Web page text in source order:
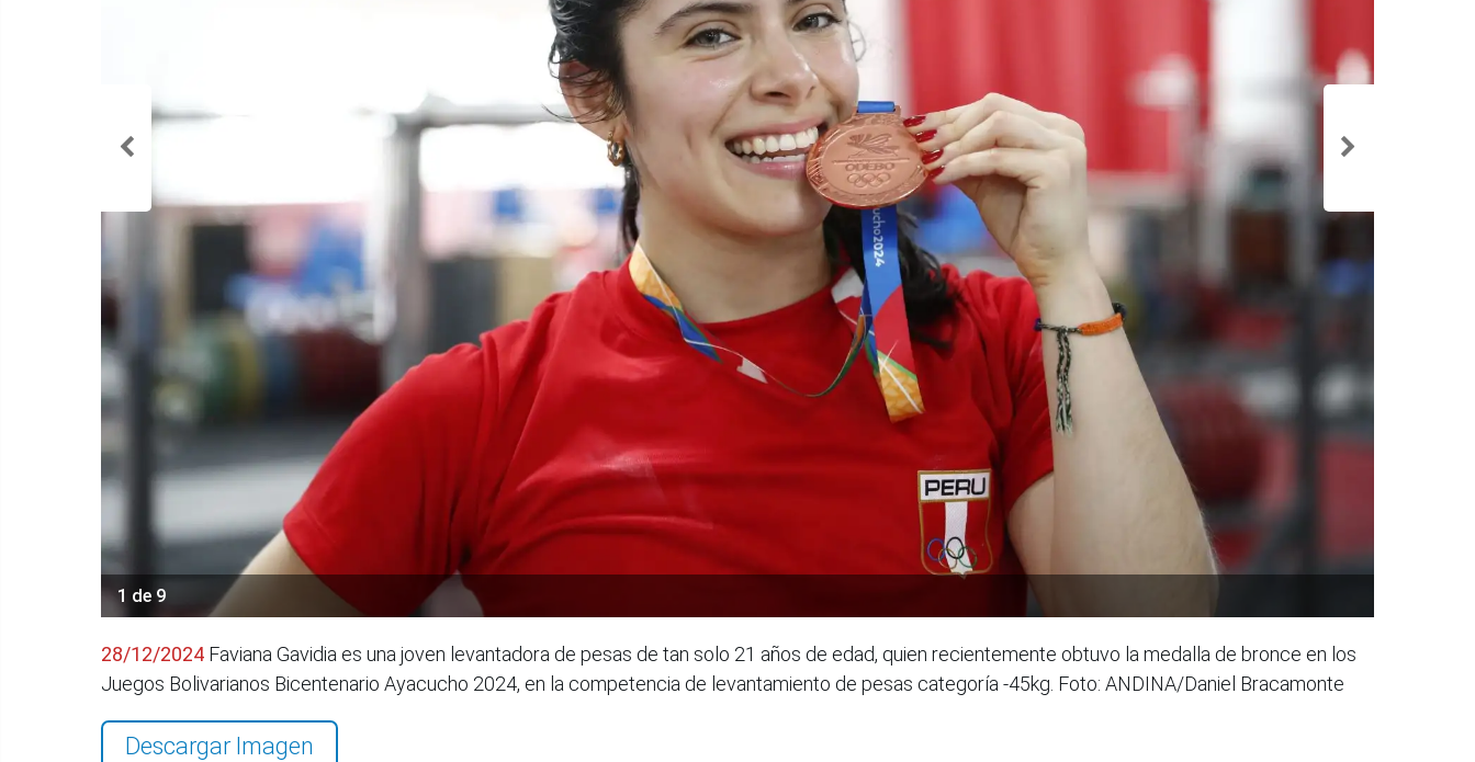
1 de 9
28/12/2024 Faviana Gavidia es una joven levantadora de pesas de tan solo 21 años de edad, quien recientemente obtuvo la medalla de bronce en los
Juegos Bolivarianos Bicentenario Ayacucho 2024, en la competencia de levantamiento de pesas categoría -45kg. Foto: ANDINA/Daniel Bracamonte
Descargar Imagen